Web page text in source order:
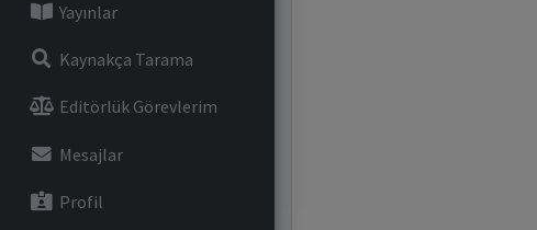
Yayınlar
Kaynakça Tarama
Editörlük Görevlerim
Mesajlar
Profil